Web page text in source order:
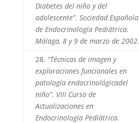
Diabetes del niño y del
adolescente”. Sociedad Española
de Endocrinología Pediátrica.
Málaga, 8 y 9 de marzo de 2002.
28. “Técnicas de imagen y
exploraciones funcionales en
patología endocrinológicadel
niño”. VIII Curso de
Actualizaciones en
Endocrinología Pediátrica.